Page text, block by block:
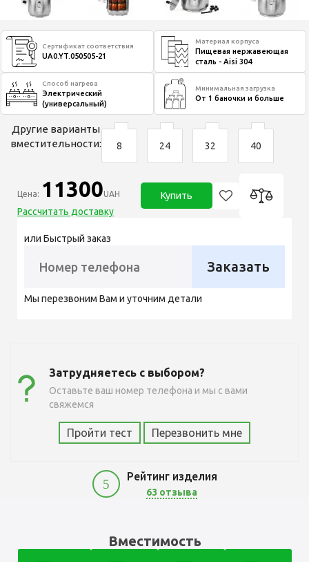
Сертификат соответствия
UA0.YT.050505-21
Материал корпуса
Пищевая нержавеющая
сталь - Aisi 304
Способ нагрева
Электрический
(универсальный)
Минимальная загрузка
От 1 баночки и больше
Другие варианты
вместительности:
8 24 32 40
Цена: 11300UAH
Рассчитать доставку
Купить
или Быстрый заказ
Заказать
Мы перезвоним Вам и уточним детали
Затрудняетесь с выбором?
Оставьте ваш номер телефона и мы с вами
свяжемся
Пройти тест Перезвонить мне
5
Рейтинг изделия
63 отзыва
Вместимость